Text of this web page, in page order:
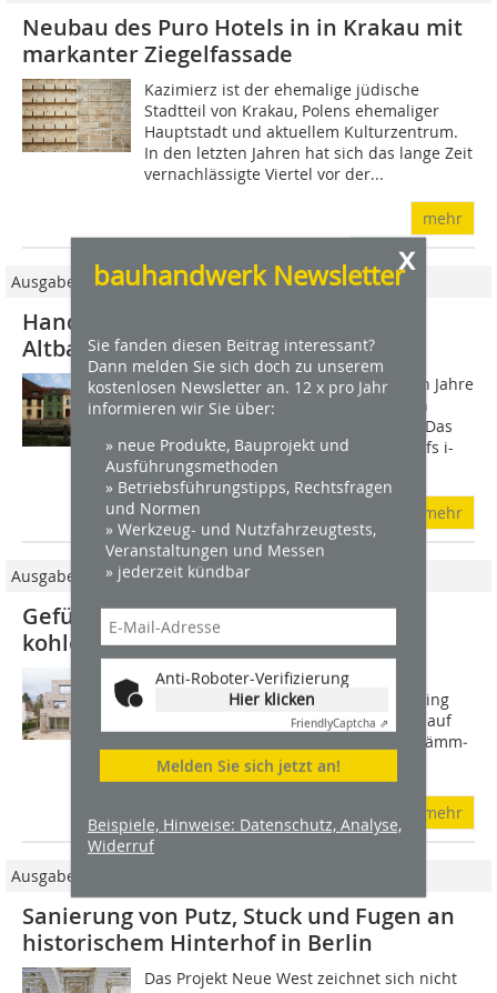
x
bauhandwerk Newsletter
Sie fanden diesen Beitrag interessant?
Dann melden Sie sich doch zu unserem
kostenlosen Newsletter an. 12 x pro Jahr
informieren wir Sie über:
» neue Produkte, Bauprojekt und
Ausführungsmethoden
» Betriebsführungstipps, Rechtsfragen
und Normen
» Werkzeug- und Nutzfahrzeugtests,
Veranstaltungen und Messen
» jederzeit kündbar
Anti-Roboter-Verifizierung
Hier klicken
FriendlyCaptcha ⇗
Melden Sie sich jetzt an!
Beispiele, Hinweise: Datenschutz, Analyse,
Widerruf
Neubau des Puro Hotels in in Krakau mit
markanter Ziegelfassade
Kazimierz ist der ehemalige jüdische
Stadtteil von Krakau, Polens ehemaliger
Hauptstadt und aktuellem Kulturzentrum.
In den letzten Jahren hat sich das lange Zeit
vernachlässigte Viertel vor der...
mehr
Ausgabe 11/2011
Handwerkliche Rekonstruktion eines
Altbaus in Wismar
Im kommenden Jahr ist es genau zehn Jahre
her, dass die UNESCO die Altstadt von
Wismar zum Weltkulturerbe erklärte. Das
heißt nicht, dass dort nun alles bis aufs i-
Tüpfelchen saniert und...
mehr
Ausgabe 04/2016
Gefüllte Dämmstoffziegel und
kohlegebrannte Wasserstrichziegel
Beim Bau eines Einfamilienhauses im
Münchner Süden im Stadtteil Harlaching
hat das Büro Schindhelm Architekten auf
die Ziegelbauweise gesetzt. Der mit Dämm­
stoffen gefüllte Ziegel Coriso...
mehr
Ausgabe 06/2017
Sanierung von Putz, Stuck und Fugen an
historischem Hinterhof in Berlin
Das Projekt Neue West zeichnet sich nicht